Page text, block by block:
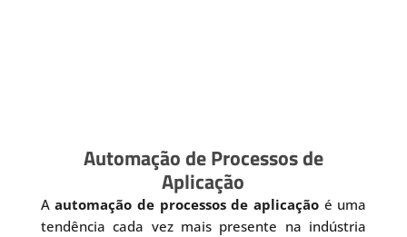
Automação de Processos de
Aplicação
Aautomação de processos de aplicaçãoé uma
tendência cada vez mais presente na indústria